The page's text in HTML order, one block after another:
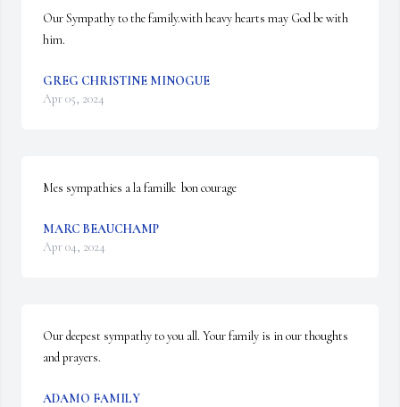
Our Sympathy to the family.with heavy hearts may God be with
him.
GREG CHRISTINE MINOGUE
Apr 05, 2024
Mes sympathies a la famille  bon courage
MARC BEAUCHAMP
Apr 04, 2024
Our deepest sympathy to you all. Your family is in our thoughts
and prayers.
ADAMO FAMILY